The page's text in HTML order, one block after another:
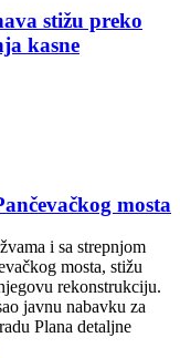
stižu preko
kasne
mosta
i sa strepnjom
mosta, stižu
rekonstrukciju.
javnu nabavku za
Plana detaljne